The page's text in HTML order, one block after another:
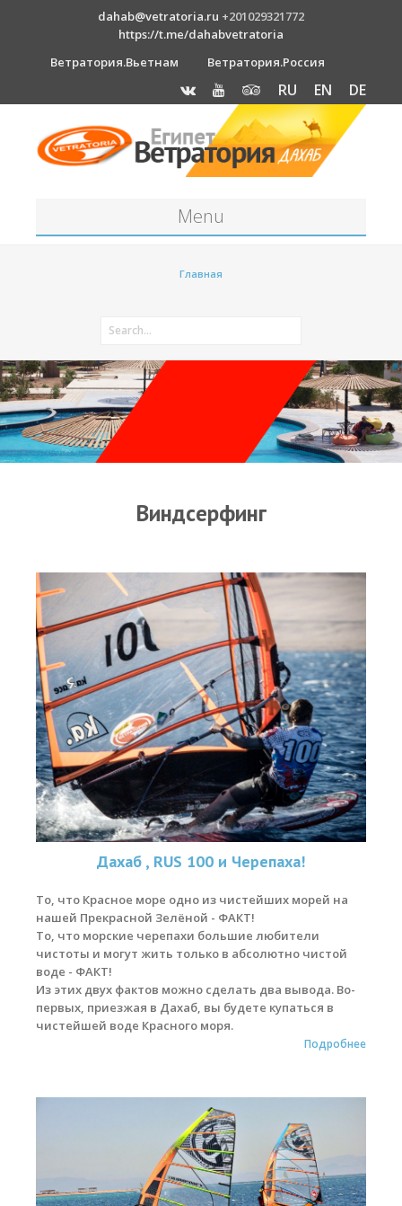
dahab@vetratoria.ru +201029321772
https://t.me/dahabvetratoria
Ветратория.Вьетнам
Ветратория.Россия
RU EN DE
Menu
Как к нам добраться?
Оборудование
Виртуальный тур Ганет Синай
Дахаб
ВиндСерфКидс
Новости
Медиа
Медиа архив
Видео
Места катания
Наши Станции
Ветратория.Вьетнам
Ветратория Россия
Цены
Прокат Винг Фоил
Продажа оборудования
Система скидок
Главная
Виндсерфинг
Дахаб , RUS 100 и Черепаха!
То, что Красное море одно из чистейших морей на
нашей Прекрасной Зелёной - ФАКТ!
То, что морские черепахи большие любители
чистоты и могут жить только в абсолютно чистой
воде - ФАКТ!
Из этих двух фактов можно сделать два вывода. Во-
первых, приезжая в Дахаб, вы будете купаться в
чистейшей воде Красного моря.
Подробнее